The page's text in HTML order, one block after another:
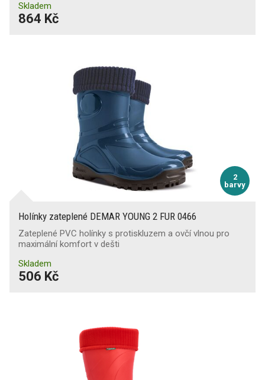
Skladem
864 Kč
2
barvy
Holínky zateplené DEMAR YOUNG 2 FUR 0466
Zateplené PVC holínky s protiskluzem a ovčí vlnou pro
maximální komfort v dešti
Skladem
506 Kč